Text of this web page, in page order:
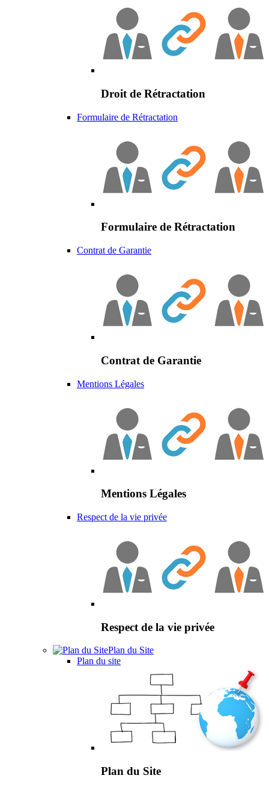
Droit de Rétractation
Formulaire de Rétractation
Formulaire de Rétractation
Contrat de Garantie
Contrat de Garantie
Mentions Légales
Mentions Légales
Respect de la vie privée
Respect de la vie privée
Plan du Site
Plan du site
Plan du Site